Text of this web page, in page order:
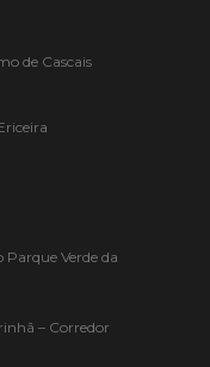
de Cascais
Parque Verde da
– Corredor